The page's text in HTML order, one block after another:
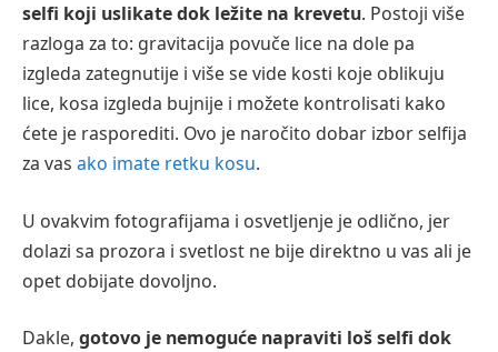
selfi koji uslikate dok ležite na krevetu. Postoji više
razloga za to: gravitacija povuče lice na dole pa
izgleda zategnutije i više se vide kosti koje oblikuju
lice, kosa izgleda bujnije i možete kontrolisati kako
ćete je rasporediti. Ovo je naročito dobar izbor selfija
za vas ako imate retku kosu.
U ovakvim fotografijama i osvetljenje je odlično, jer
dolazi sa prozora i svetlost ne bije direktno u vas ali je
opet dobijate dovoljno.
Dakle, gotovo je nemoguće napraviti loš selfi dok